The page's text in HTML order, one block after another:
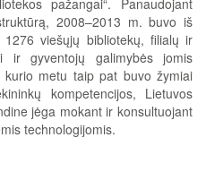
2008–2013 m. buvo iš
viešųjų bibliotekų, filialų ir
ir gyventojų galimybės jomis
kurio metu taip pat buvo žymiai
kompetencijos, Lietuvos
jėga mokant ir konsultuojant
technologijomis.